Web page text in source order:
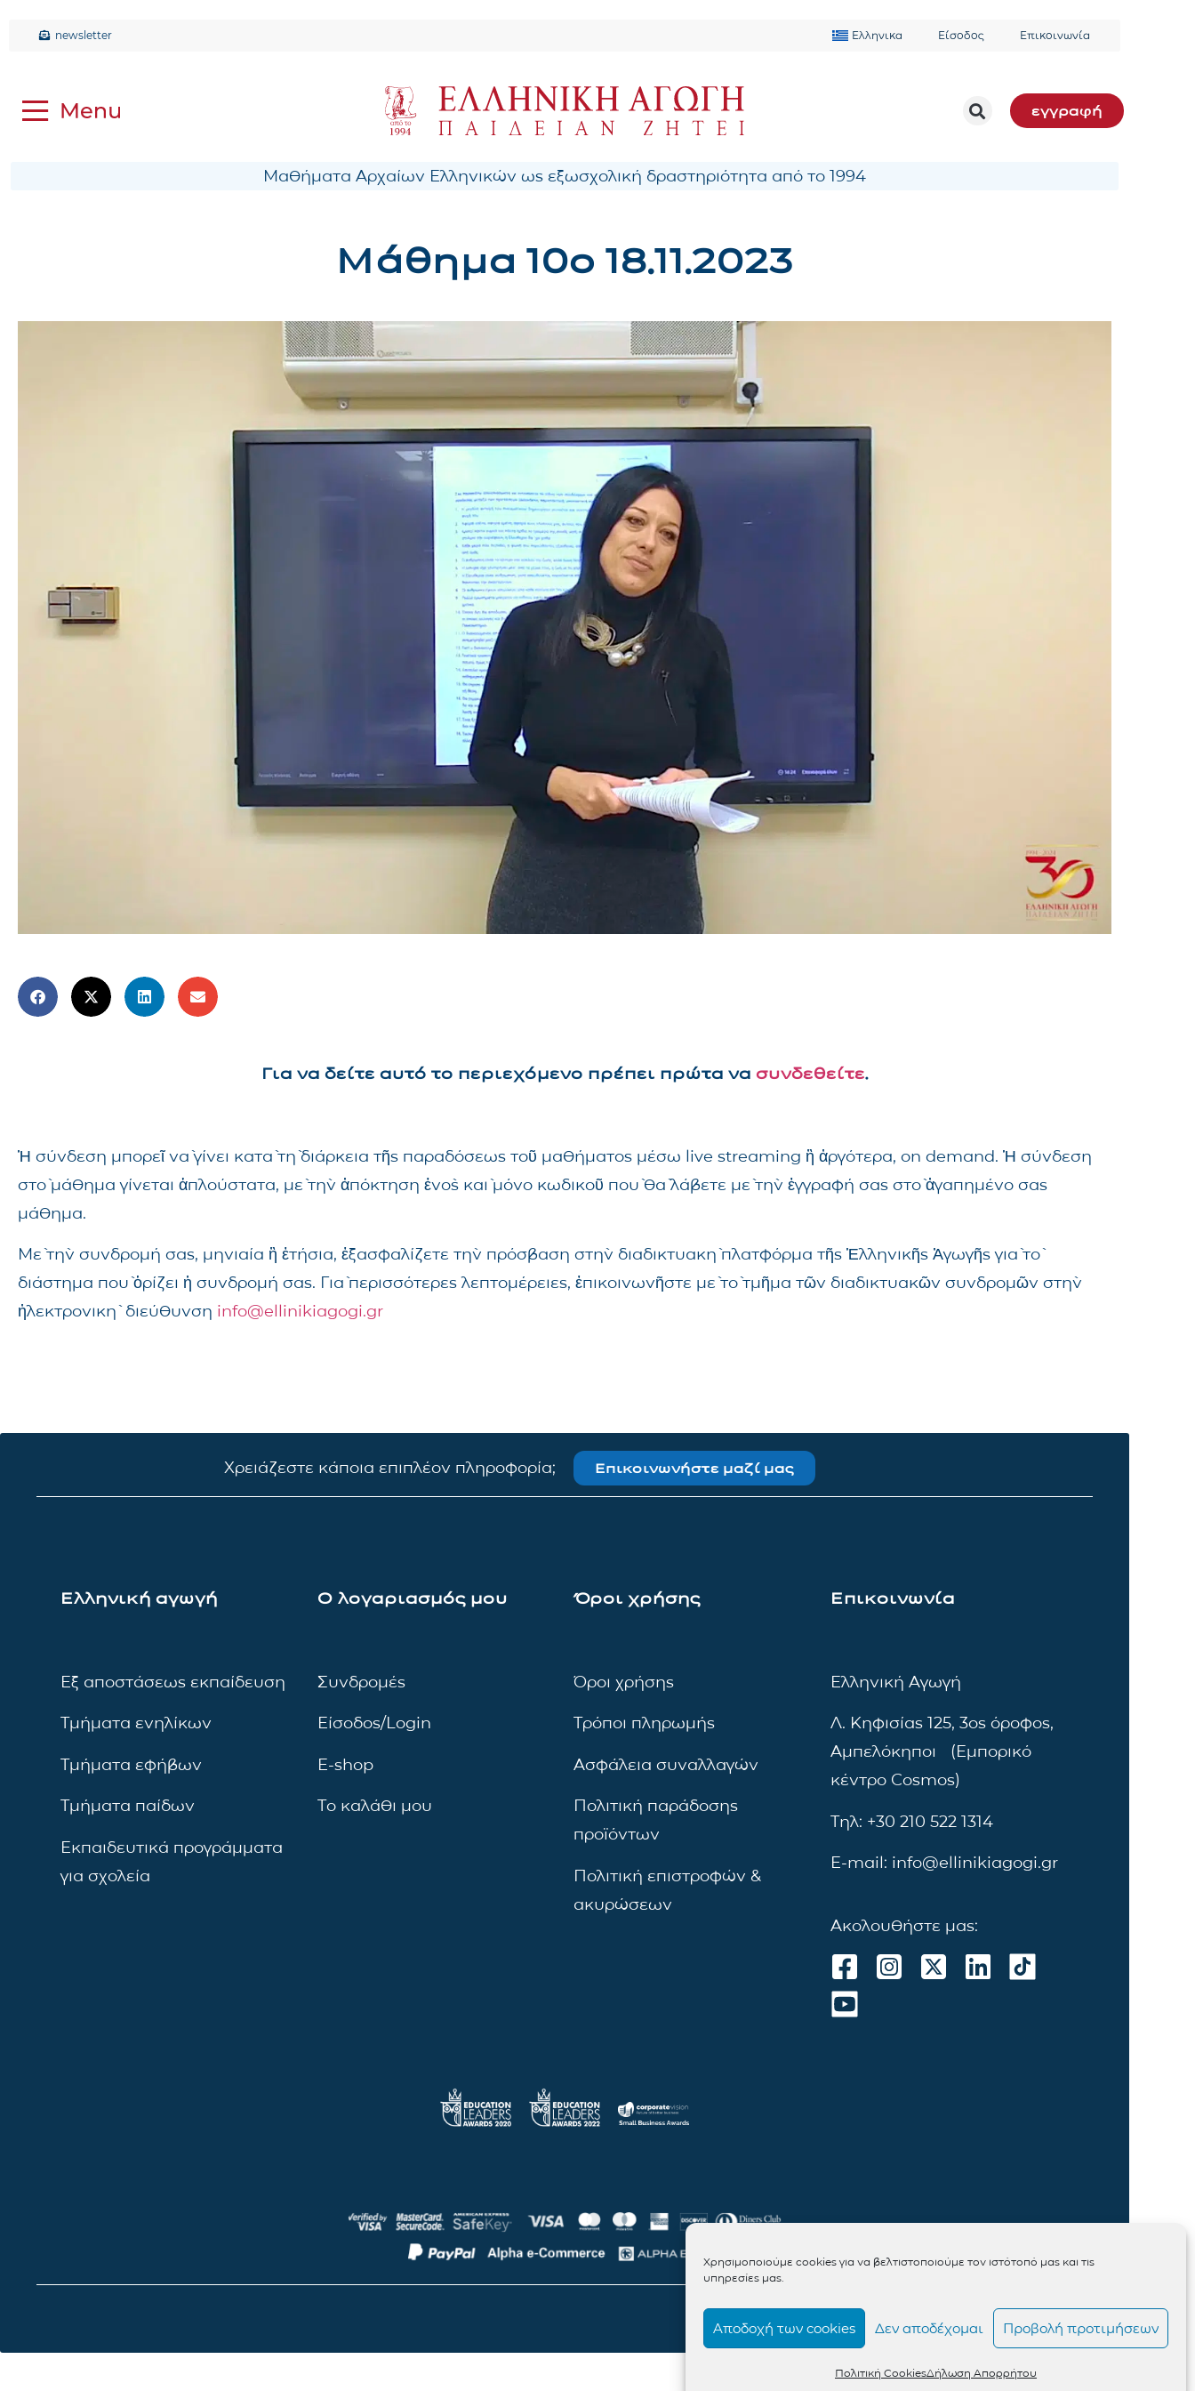
Χρησιμοποιούμε cookies για να βελτιστοποιούμε τον ιστότοπό μας και τις
υπηρεσίες μας.
Αποδοχή των cookies Δεν αποδέχομαι Προβολή προτιμήσεων
Πολιτική CookiesΔήλωση Απορρήτου
newsletter Ελληνικα Είσοδος Επικοινωνία
εγγραφή
Μαθήματα Αρχαίων Ελληνικών ως εξωσχολική δραστηριότητα από το 1994
Μάθημα 10ο 18.11.2023
Για να δείτε αυτό το περιεχόμενο πρέπει πρώτα να συνδεθείτε.
Ἡ σύνδεση μπορεῖ νὰ γίνει κατὰ τὴ διάρκεια τῆς παραδόσεως τοῦ μαθήματος μέσω live streaming ἢ ἀργότερα, on demand. Ἡ σύνδεση
στὸ μάθημα γίνεται ἁπλούστατα, μὲ τὴν ἀπόκτηση ἑνὸς καὶ μόνο κωδικοῦ ποὺ θὰ λάβετε μὲ τὴν ἐγγραφή σας στὸ ἀγαπημένο σας
μάθημα.
Μὲ τὴν συνδρομή σας, μηνιαία ἢ ἐτήσια, ἐξασφαλίζετε τὴν πρόσβαση στὴν διαδικτυακὴ πλατφόρμα τῆς Ἑλληνικῆς Ἀγωγῆς γιὰ τὸ
διάστημα ποὺ ὁρίζει ἡ συνδρομή σας. Γιὰ περισσότερες λεπτομέρειες, ἐπικοινωνῆστε μὲ τὸ τμῆμα τῶν διαδικτυακῶν συνδρομῶν στὴν
ἠλεκτρονικὴ διεύθυνση info@ellinikiagogi.gr
Χρειάζεστε κάποια επιπλέον πληροφορία; Επικοινωνήστε μαζί μας
Ελληνική αγωγή
Εξ αποστάσεως εκπαίδευση
Τμήματα ενηλίκων
Τμήματα εφήβων
Τμήματα παίδων
Εκπαιδευτικά προγράμματα
για σχολεία
Ο λογαριασμός μου
Συνδρομές
Είσοδος/Login
E-shop
Το καλάθι μου
Όροι χρήσης
Όροι χρήσης
Τρόποι πληρωμής
Ασφάλεια συναλλαγών
Πολιτική παράδοσης
προϊόντων
Πολιτική επιστροφών &
ακυρώσεων
Επικοινωνία
Ελληνική Αγωγή
Λ. Κηφισίας 125, 3ος όροφος,
Αμπελόκηποι (Εμπορικό
κέντρο Cosmos)
Τηλ: +30 210 522 1314
E-mail: info@ellinikiagogi.gr
Ακολουθήστε μας: